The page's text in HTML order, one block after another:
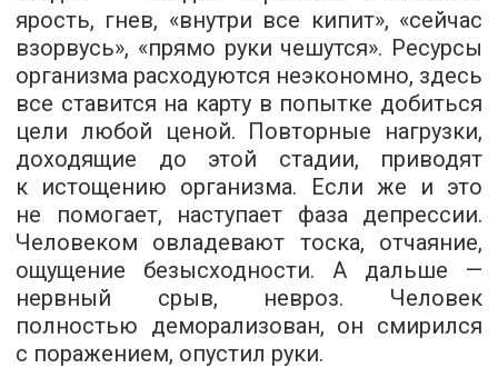
ярость, гнев, «внутри все кипит», «сейчас
взорвусь», «прямо руки чешутся». Ресурсы
организма расходуются неэкономно, здесь
все ставится на карту в попытке добиться
цели любой ценой. Повторные нагрузки,
доходящие до этой стадии, приводят
к истощению организма. Если же и это
не помогает, наступает фаза депрессии.
Человеком овладевают тоска, отчаяние,
ощущение безысходности. А дальше —
нервный срыв, невроз. Человек
полностью деморализован, он смирился
с поражением, опустил руки.